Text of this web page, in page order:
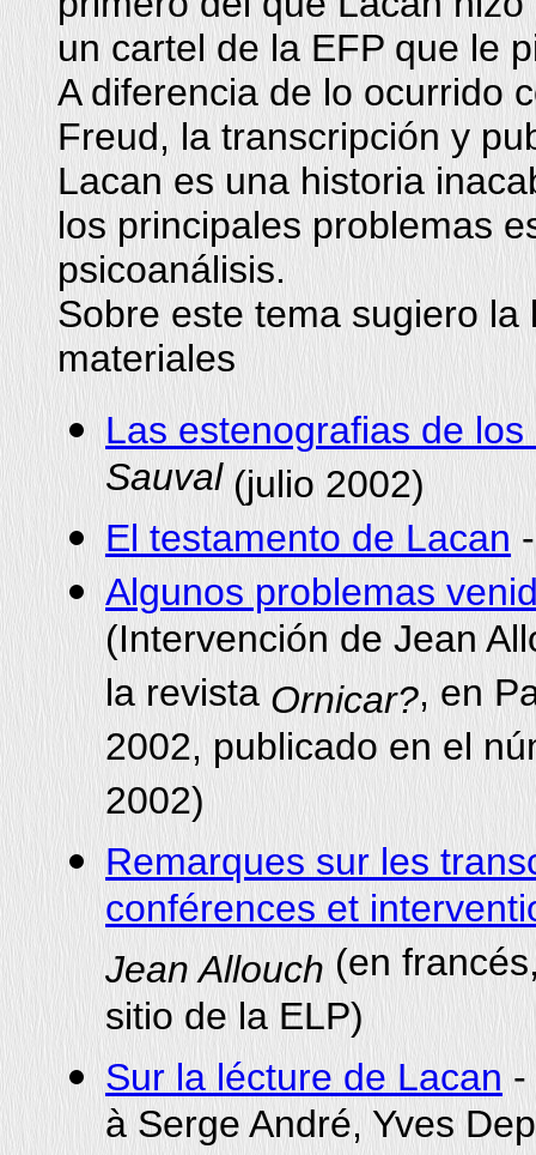
un cartel de la EFP que le
A diferencia de lo ocurrido
Freud, la transcripción y
Lacan es una historia
los principales problemas
psicoanálisis.
Sobre este tema sugiero
materiales
Las estenografias de
Sauval(julio 2002)
El testamento de Lacan
Algunos problemas
(Intervención de Jean
la revistaOrnicar?, en
2002, publicado en el
2002)
Remarques sur les
conférences et
Jean Allouch(en
sitio de la ELP)
Sur la lécture de Lacan -
à Serge André, Yves